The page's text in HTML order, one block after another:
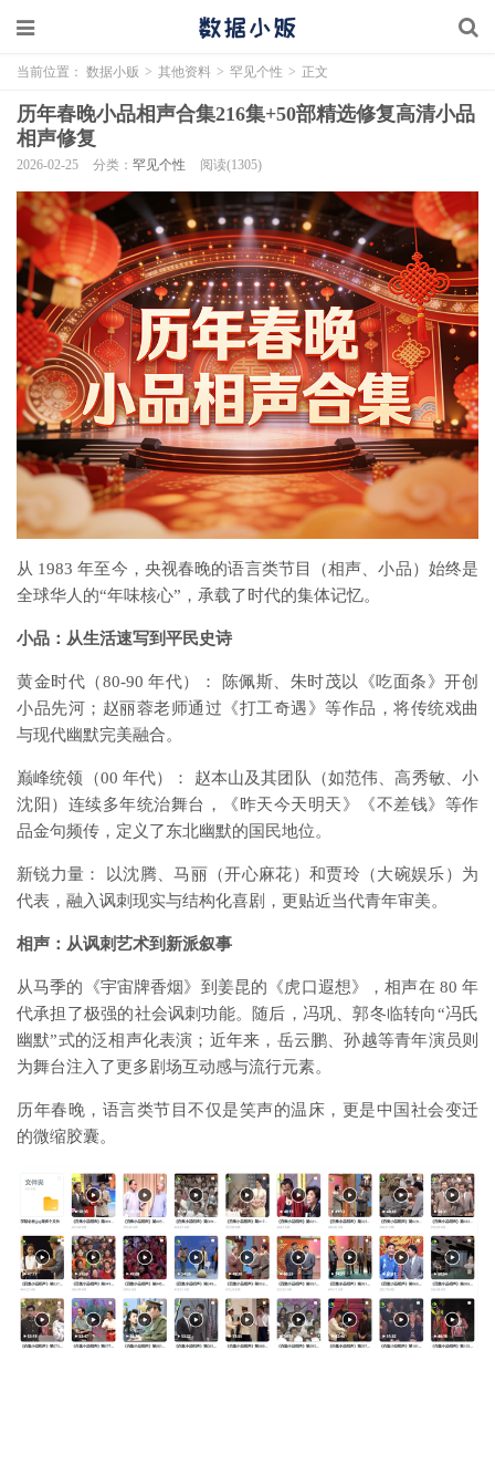
当前位置： 数据小贩 > 其他资料 > 罕见个性 > 正文
历年春晚小品相声合集216集+50部精选修复高清小品
相声修复
2026-02-25 分类： 罕见个性 阅读(1305)
从 1983 年至今，央视春晚的语言类节目（相声、小品）始终是
全球华人的“年味核心”，承载了时代的集体记忆。
小品：从生活速写到平民史诗
黄金时代（80-90 年代）： 陈佩斯、朱时茂以《吃面条》开创
小品先河；赵丽蓉老师通过《打工奇遇》等作品，将传统戏曲
与现代幽默完美融合。
巅峰统领（00 年代）： 赵本山及其团队（如范伟、高秀敏、小
沈阳）连续多年统治舞台，《昨天今天明天》《不差钱》等作
品金句频传，定义了东北幽默的国民地位。
新锐力量： 以沈腾、马丽（开心麻花）和贾玲（大碗娱乐）为
代表，融入讽刺现实与结构化喜剧，更贴近当代青年审美。
相声：从讽刺艺术到新派叙事
从马季的《宇宙牌香烟》到姜昆的《虎口遐想》，相声在 80 年
代承担了极强的社会讽刺功能。随后，冯巩、郭冬临转向“冯氏
幽默”式的泛相声化表演；近年来，岳云鹏、孙越等青年演员则
为舞台注入了更多剧场互动感与流行元素。
历年春晚，语言类节目不仅是笑声的温床，更是中国社会变迁
的微缩胶囊。